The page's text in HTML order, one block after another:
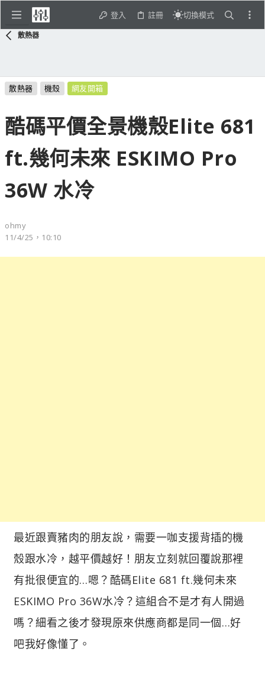
登入 註冊 切換模式
散熱器
散熱器 機殼 網友開箱
酷碼平價全景機殼Elite 681
ft.幾何未來 ESKIMO Pro
36W 水冷
ohmy
11/4/25，10:10
最近跟賣豬肉的朋友說，需要一咖支援背插的機
殼跟水冷，越平價越好！朋友立刻就回覆說那裡
有批很便宜的…嗯？酷碼Elite 681 ft.幾何未來
ESKIMO Pro 36W水冷？這組合不是才有人開過
嗎？細看之後才發現原來供應商都是同一個…好
吧我好像懂了。